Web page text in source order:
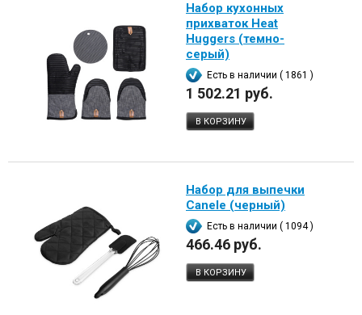
Набор кухонных
прихваток Heat
Huggers (темно-
серый)
Есть в наличии ( 1861 )
1 502.21 руб.
В КОРЗИНУ
Набор для выпечки
Canele (черный)
Есть в наличии ( 1094 )
466.46 руб.
В КОРЗИНУ